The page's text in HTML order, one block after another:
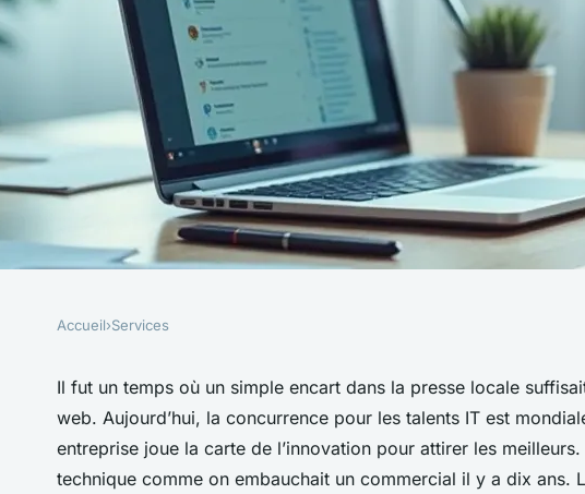
web : comment trouver
offres d'emploi
Accueil›Services
Il fut un temps où un simple encart dans la presse locale
web. Aujourd’hui, la concurrence pour les talents IT est
entreprise joue la carte de l’innovation pour attirer les
technique comme on embauchait un commercial il y a dix ans.